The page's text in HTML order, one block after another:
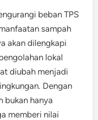
beban TPS
sampah
akan dilengkapi
lokal
diubah menjadi
Dengan
bukan hanya
memberi nilai